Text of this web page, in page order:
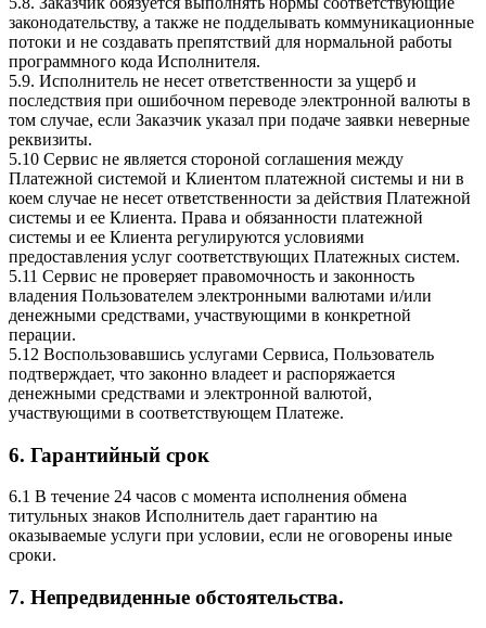
законодательству, а также не подделывать коммуникационные
потоки и не создавать препятствий для нормальной работы
программного кода Исполнителя.
5.9. Исполнитель не несет ответственности за ущерб и
последствия при ошибочном переводе электронной валюты в
том случае, если Заказчик указал при подаче заявки неверные
реквизиты.
5.10 Сервис не является стороной соглашения между
Платежной системой и Клиентом платежной системы и ни в
коем случае не несет ответственности за действия Платежной
системы и ее Клиента. Права и обязанности платежной
системы и ее Клиента регулируются условиями
предоставления услуг соответствующих Платежных систем.
5.11 Сервис не проверяет правомочность и законность
владения Пользователем электронными валютами и/или
денежными средствами, участвующими в конкретной
перации.
5.12 Воспользовавшись услугами Сервиса, Пользователь
подтверждает, что законно владеет и распоряжается
денежными средствами и электронной валютой,
участвующими в соответствующем Платеже.
6. Гарантийный срок
6.1 В течение 24 часов с момента исполнения обмена
титульных знаков Исполнитель дает гарантию на
оказываемые услуги при условии, если не оговорены иные
сроки.
7. Непредвиденные обстоятельства.